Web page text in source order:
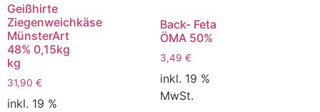
Geißhirte
Ziegenweichkäse
MünsterArt
48% 0,15kg
kg
31,90 €
inkl. 19 %
Back- Feta
ÖMA 50%
3,49 €
inkl. 19 %
MwSt.